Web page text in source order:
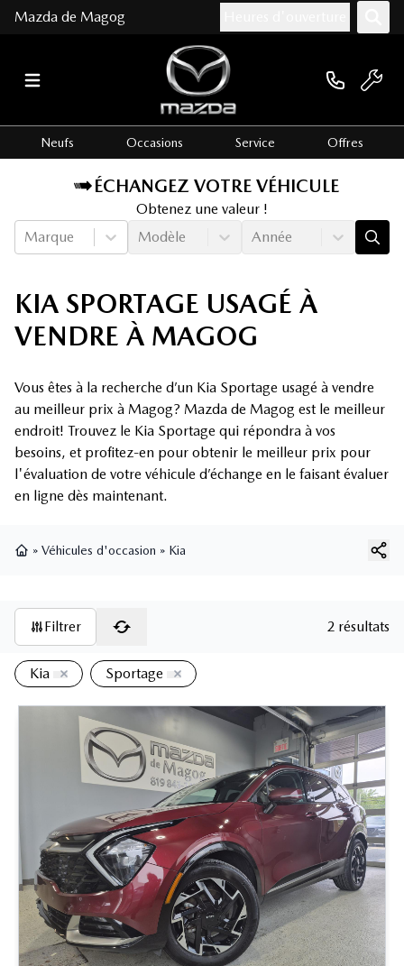
Mazda de Magog
Neufs Occasions Service Offres
ÉCHANGEZ VOTRE VÉHICULE
Obtenez une valeur !
Marque
Modèle Année
KIA SPORTAGE USAGÉ À
VENDRE À MAGOG
Vous êtes à la recherche d’un Kia Sportage usagé à vendre
au meilleur prix à Magog? Mazda de Magog est le meilleur
endroit! Trouvez le Kia Sportage qui répondra à vos
besoins, et profitez-en pour obtenir le meilleur prix pour
l'évaluation de votre véhicule d’échange en le faisant évaluer
en ligne dès maintenant.
» Véhicules d'occasion » Kia
Filtrer 2 résultats
Kia Sportage